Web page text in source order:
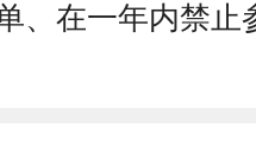
、在一年内禁止